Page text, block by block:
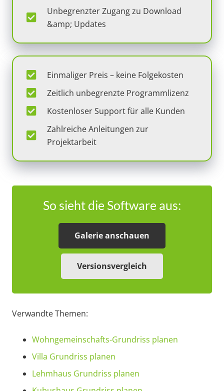
Unbegrenzter Zugang zu Download
&amp; Updates
Einmaliger Preis – keine Folgekosten
Zeitlich unbegrenzte Programmlizenz
Kostenloser Support für alle Kunden
Zahlreiche Anleitungen zur
Projektarbeit
So sieht die Software aus:
Galerie anschauen
Versionsvergleich
Verwandte Themen:
Wohngemeinschafts-Grundriss planen
Villa Grundriss planen
Lehmhaus Grundriss planen